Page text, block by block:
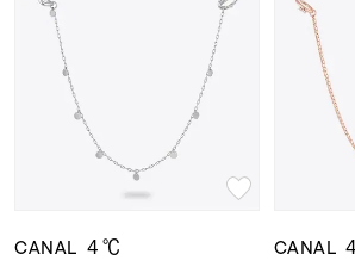
ブランド
カテゴリー
お気に入り登録数
CANAL ４℃ CANAL